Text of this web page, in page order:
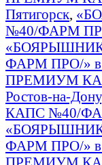
Пятигорск,
№40/ФАРМ
ФАРМ ПРО/» в
ПРЕМИУМ
Ростов-на-Дону
КАПС №40/
ФАРМ ПРО/» в
ПРЕМИУМ